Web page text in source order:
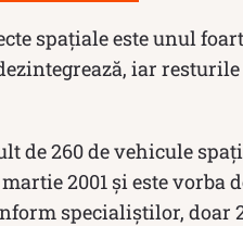
spațiale este unul
iar
de 260 de vehicule
2001 și este vorba
specialiștilor, doar